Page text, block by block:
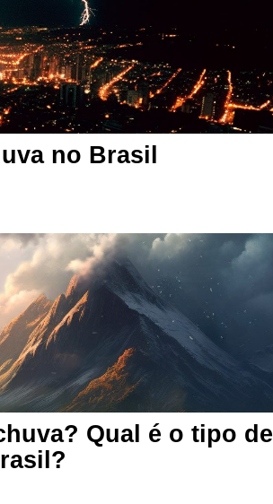
no Brasil
Qual é o tipo de